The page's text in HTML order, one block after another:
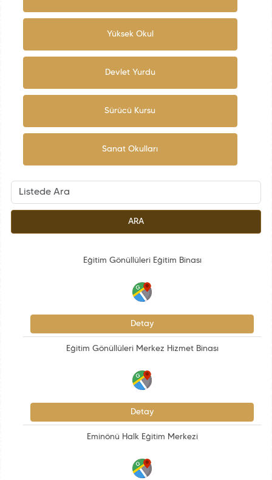
Yüksek Okul
Devlet Yurdu
Sürücü Kursu
Sanat Okulları
ARA
Eğitim Gönüllüleri Eğitim Binası
Detay
Eğitim Gönüllüleri Merkez Hizmet Binası
Detay
Eminönü Halk Eğitim Merkezi